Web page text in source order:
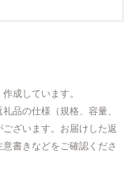
成しています。
品の仕様（規格、容量、
ざいます。お届けした返
書きなどをご確認くださ